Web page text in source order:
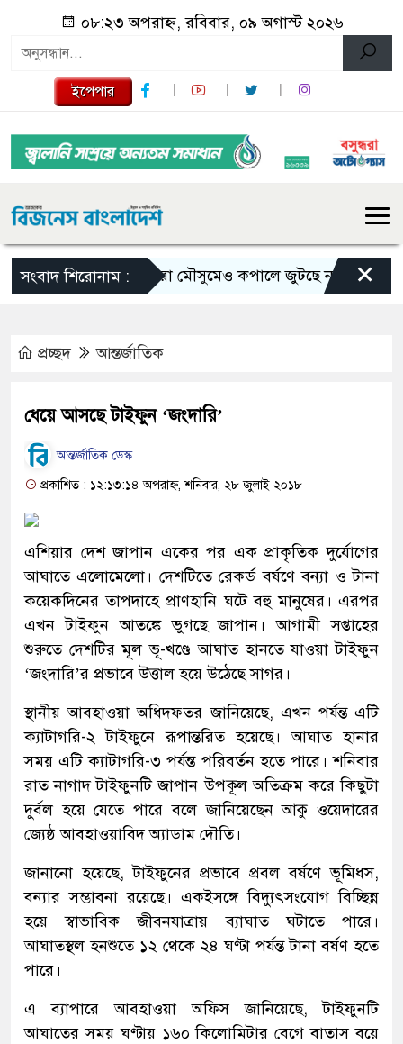
০৮:২৩ অপরাহ্ন, রবিবার, ০৯ অগাস্ট ২০২৬
ইপেপার
সংবাদ শিরোনাম :ভরা মৌসুমেও কপালে জুটছে না ইলিশ, দাম
×
প্রচ্ছদ আন্তর্জাতিক
ধেয়ে আসছে টাইফুন ‘জংদারি’
আন্তর্জাতিক ডেস্ক
প্রকাশিত : ১২:১৩:১৪ অপরাহ্ন, শনিবার, ২৮ জুলাই ২০১৮
এশিয়ার দেশ জাপান একের পর এক প্রাকৃতিক দুর্যোগের
আঘাতে এলোমেলো। দেশটিতে রেকর্ড বর্ষণে বন্যা ও টানা
কয়েকদিনের তাপদাহে প্রাণহানি ঘটে বহু মানুষের। এরপর
এখন টাইফুন আতঙ্কে ভুগছে জাপান। আগামী সপ্তাহের
শুরুতে দেশটির মূল ভূ-খণ্ডে আঘাত হানতে যাওয়া টাইফুন
‘জংদারি’র প্রভাবে উত্তাল হয়ে উঠেছে সাগর।
স্থানীয় আবহাওয়া অধিদফতর জানিয়েছে, এখন পর্যন্ত এটি
ক্যাটাগরি-২ টাইফুনে রূপান্তরিত হয়েছে। আঘাত হানার
সময় এটি ক্যাটাগরি-৩ পর্যন্ত পরিবর্তন হতে পারে। শনিবার
রাত নাগাদ টাইফুনটি জাপান উপকূল অতিক্রম করে কিছুটা
দুর্বল হয়ে যেতে পারে বলে জানিয়েছেন আকু ওয়েদারের
জ্যেষ্ঠ আবহাওয়াবিদ অ্যাডাম দৌতি।
জানানো হয়েছে, টাইফুনের প্রভাবে প্রবল বর্ষণে ভূমিধস,
বন্যার সম্ভাবনা রয়েছে। একইসঙ্গে বিদ্যুৎসংযোগ বিচ্ছিন্ন
হয়ে স্বাভাবিক জীবনযাত্রায় ব্যাঘাত ঘটাতে পারে।
আঘাতস্থল হনশুতে ১২ থেকে ২৪ ঘণ্টা পর্যন্ত টানা বর্ষণ হতে
পারে।
এ ব্যাপারে আবহাওয়া অফিস জানিয়েছে, টাইফুনটি
আঘাতের সময় ঘণ্টায় ১৬০ কিলোমিটার বেগে বাতাস বয়ে